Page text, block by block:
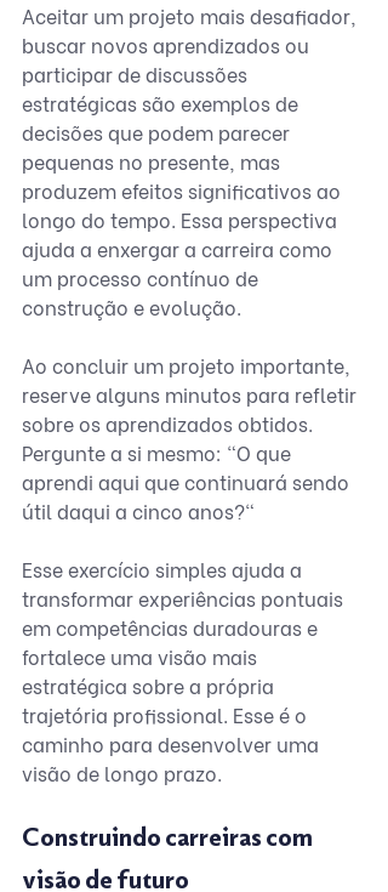
Aceitar um projeto mais desafiador,
buscar novos aprendizados ou
participar de discussões
estratégicas são exemplos de
decisões que podem parecer
pequenas no presente, mas
produzem efeitos significativos ao
longo do tempo. Essa perspectiva
ajuda a enxergar a carreira como
um processo contínuo de
construção e evolução.
Ao concluir um projeto importante,
reserve alguns minutos para refletir
sobre os aprendizados obtidos.
Pergunte a si mesmo: "O que
aprendi aqui que continuará sendo
útil daqui a cinco anos?"
Esse exercício simples ajuda a
transformar experiências pontuais
em competências duradouras e
fortalece uma visão mais
estratégica sobre a própria
trajetória profissional. Esse é o
caminho para desenvolver uma
visão de longo prazo.
Construindo carreiras com
visão de futuro